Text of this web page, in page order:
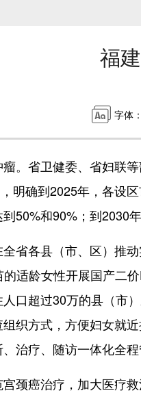
福
字体：
省卫健委、省妇联
明确到2025年，各设
50%和90%；到2030
各县（市、区）推动
适龄女性开展国产二
口超过30万的县（市
织方式，方便妇女就
治疗、随访一体化全
癌治疗，加大医疗救